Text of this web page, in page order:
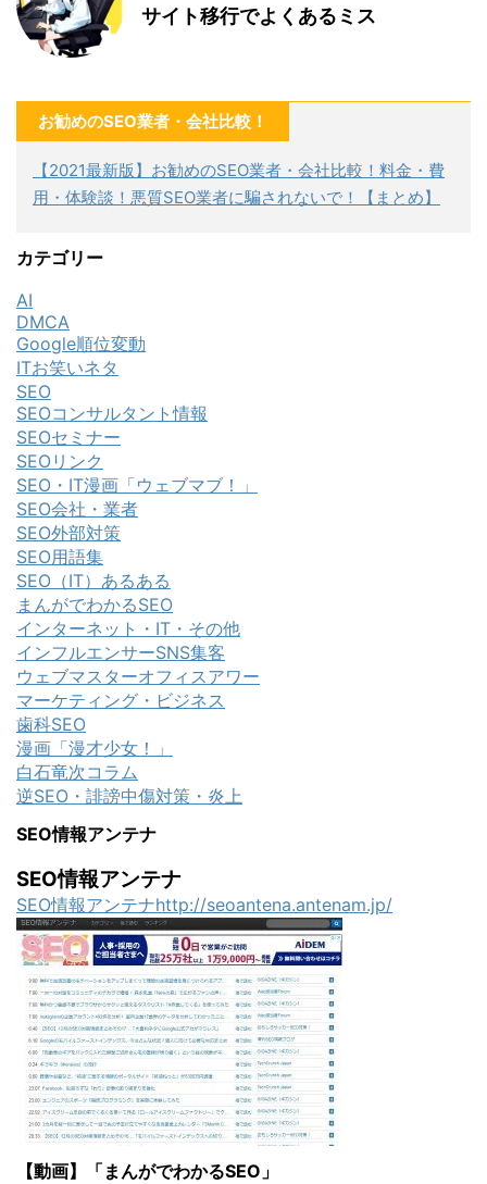
サイト移行でよくあるミス
お勧めのSEO業者・会社比較！
【2021最新版】お勧めのSEO業者・会社比較！料金・費
用・体験談！悪質SEO業者に騙されないで！【まとめ】
カテゴリー
AI
DMCA
Google順位変動
ITお笑いネタ
SEO
SEOコンサルタント情報
SEOセミナー
SEOリンク
SEO・IT漫画「ウェブマブ！」
SEO会社・業者
SEO外部対策
SEO用語集
SEO（IT）あるある
まんがでわかるSEO
インターネット・IT・その他
インフルエンサーSNS集客
ウェブマスターオフィスアワー
マーケティング・ビジネス
歯科SEO
漫画「漫才少女！」
白石竜次コラム
逆SEO・誹謗中傷対策・炎上
SEO情報アンテナ
SEO情報アンテナ
SEO情報アンテナhttp://seoantena.antenam.jp/
【動画】「まんがでわかるSEO」